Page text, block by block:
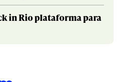
in Rio plataforma para